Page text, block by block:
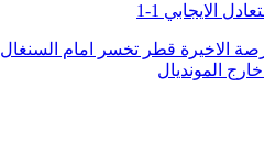
الايجابي 1-1
الاخيرة قطر تخسر امام السنغال 3-1
المونديال